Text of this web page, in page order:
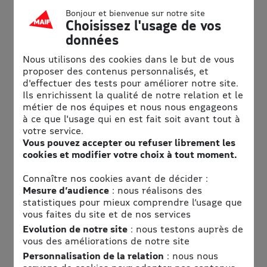
Bientôt 40 ans que Nicols est animé par la passion de faire
vivre à leurs plaisanciers une expérience de vacances
inoubliables, et par l’envie de faire découvrir au plus grand
Au-delà des idées reçues et des tendances éphémères,
Nicols propose des vacances originales
Loin de la foule et de la sur-fréquentation.
En totale déconnexion, effectuer un voyage au cœur de la
nature :
Ressourcement, apaisement, sérénité
Reconnexion avec la nature et avec le temps
Nicols imagine une nouvelle façon de voyager sans se
presser :
Larguer les amarres et se laisser porter au fil de l’eau.
Chaque jour, les voyageurs se laissent surprendre par de
nouvelles découvertes :
Patrimoine, histoire, nature, terroir…
Bonjour et bienvenue sur notre site
Choisissez l'usage de vos
données
Nous utilisons des cookies dans le but de vous
proposer des contenus personnalisés, et
d'effectuer des tests pour améliorer notre site.
Ils enrichissent la qualité de notre relation et le
métier de nos équipes et nous nous engageons
à ce que l'usage qui en est fait soit avant tout à
votre service.
Vous pouvez accepter ou refuser librement les
cookies et modifier votre choix à tout moment.
Connaître nos cookies avant de décider :
Mesure d’audience: nous réalisons des
statistiques pour mieux comprendre l’usage que
vous faites du site et de nos services
Evolution de notre site: nous testons auprès de
vous des améliorations de notre site
Personnalisation de la relation : nous nous